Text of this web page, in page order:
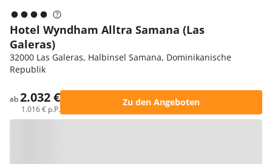
Hotel Wyndham Alltra Samana (Las
Galeras)
32000 Las Galeras, Halbinsel Samana, Dominikanische
Republik
ab2.032 €
1.016 € p.P.
Zu den Angeboten